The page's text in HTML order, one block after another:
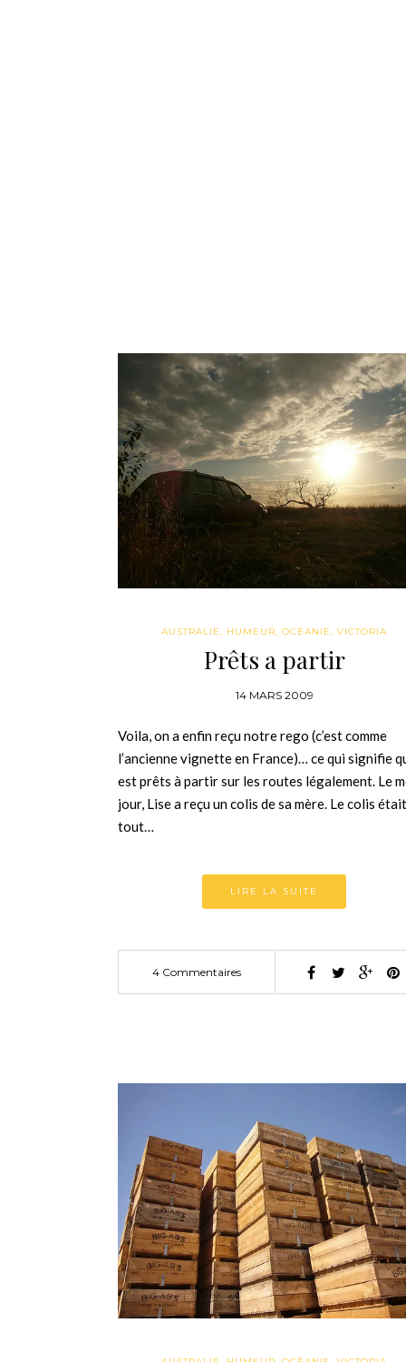
AUSTRALIE, HUMEUR, OCÉANIE, VICTORIA
Prêts a partir
14 MARS 2009
Voila, on a enfin reçu notre rego (c’est comme
l’ancienne vignette en France)… ce qui signifie
est prêts à partir sur les routes légalement. Le
jour, Lise a reçu un colis de sa mère. Le colis était
tout…
LIRE LA SUITE
4 Commentaires